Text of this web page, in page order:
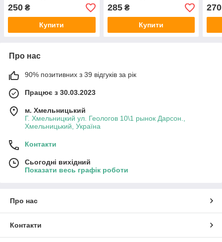
250 ₴
Купити
285₴
Купити
270
Про нас
90% позитивних з 39 відгуків за рік
Працює з 30.03.2023
м. Хмельницький
Г. Хмельницкий ул. Геологов 10\1 рынок Дарсон.,
Хмельницький, Україна
Контакти
Сьогодні вихідний
Показати весь графік роботи
Про нас
Контакти